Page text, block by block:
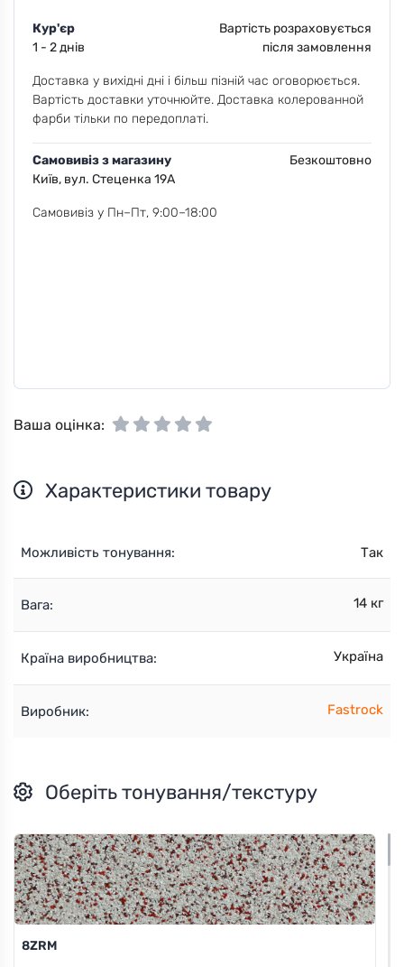
Кур'єр
1 - 2 днів
Вартість розраховується
після замовлення
Доставка у вихідні дні і більш пізній час оговорюється.
Вартість доставки уточнюйте. Доставка колерованной
фарби тільки по передоплаті.
Самовивіз з магазину
Київ, вул. Стеценка 19А
Безкоштовно
Самовивіз у Пн–Пт, 9:00–18:00
Ваша оцінка:
Характеристики товару
Можливість тонування: Так
Вага: 14 кг
Країна виробництва: Україна
Виробник: Fastrock
Оберіть тонування/текстуру
8ZRM